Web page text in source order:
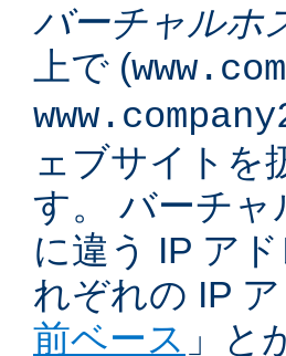
バーチャルホ
上で (
ェブサイトを
す。 バーチ
に違う IP ア
れぞれの IP
前ベース 」と